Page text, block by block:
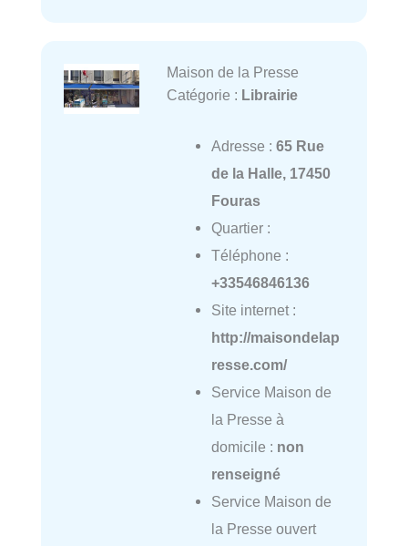
Maison de la Presse
Catégorie : Librairie
Adresse : 65 Rue
de la Halle, 17450
Fouras
Quartier :
Téléphone :
+33546846136
Site internet :
http://maisondelap
resse.com/
Service Maison de
la Presse à
domicile : non
renseigné
Service Maison de
la Presse ouvert